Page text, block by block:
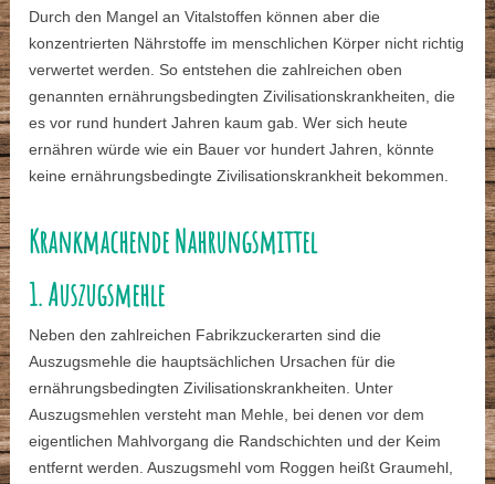
Durch den Mangel an Vitalstoffen können aber die
konzentrierten Nährstoffe im menschlichen Körper nicht richtig
verwertet werden. So entstehen die zahlreichen oben
genannten ernährungsbedingten Zivilisationskrankheiten, die
es vor rund hundert Jahren kaum gab. Wer sich heute
ernähren würde wie ein Bauer vor hundert Jahren, könnte
keine ernährungsbedingte Zivilisationskrankheit bekommen.
Krankmachende Nahrungsmittel
1. Auszugsmehle
Neben den zahlreichen Fabrikzuckerarten sind die
Auszugsmehle die hauptsächlichen Ursachen für die
ernährungsbedingten Zivilisationskrankheiten. Unter
Auszugsmehlen versteht man Mehle, bei denen vor dem
eigentlichen Mahlvorgang die Randschichten und der Keim
entfernt werden. Auszugsmehl vom Roggen heißt Graumehl,